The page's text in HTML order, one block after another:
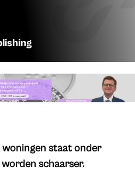
woningen staat onder
schaarser.